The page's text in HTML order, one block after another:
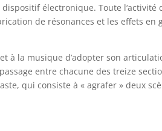
électronique. Toute l‘activité
de résonances et les effets en
à la musique d’adopter son
entre chacune des treize
qui consiste à « agrafer » deux